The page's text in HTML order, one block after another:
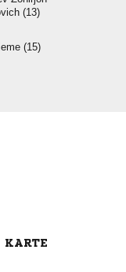


KARTE